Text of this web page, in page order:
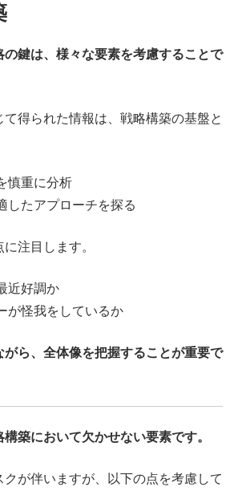
の鍵は、様々な要素を考慮することで
得られた情報は、戦略構築の基盤と
慎重に分析
したアプローチを探る
注目します。
近好調か
が怪我をしているか
がら、全体像を把握することが重要で
築において欠かせない要素です。
クが伴いますが、以下の点を考慮して